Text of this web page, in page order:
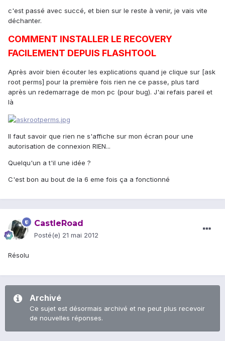
c'est passé avec succé, et bien sur le reste à venir, je vais vite
déchanter.
COMMENT INSTALLER LE RECOVERY
FACILEMENT DEPUIS FLASHTOOL
Après avoir bien écouter les explications quand je clique sur [ask
root perms] pour la première fois rien ne ce passe, plus tard
après un redemarrage de mon pc (pour bug). J'ai refais pareil et
là
Il faut savoir que rien ne s'affiche sur mon écran pour une
autorisation de connexion RIEN...
Quelqu'un a t'il une idée ?
C'est bon au bout de la 6 eme fois ça a fonctionné
CastleRoad
Posté(e) 21 mai 2012
Résolu
Archivé
Ce sujet est désormais archivé et ne peut plus recevoir
de nouvelles réponses.